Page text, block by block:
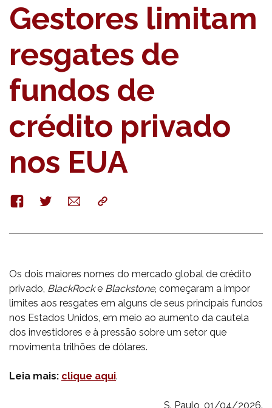
Gestores limitam
resgates de
fundos de
crédito privado
nos EUA
FacebookTwitterE-
mail
Copy
Os dois maiores nomes do mercado global de crédito
privado, BlackRocke Blackstone, começaram a impor
limites aos resgates em alguns de seus principais fundos
nos Estados Unidos, em meio ao aumento da cautela
dos investidores e à pressão sobre um setor que
movimenta trilhões de dólares.
Leia mais: clique aqui.
S. Paulo, 01/04/2026.